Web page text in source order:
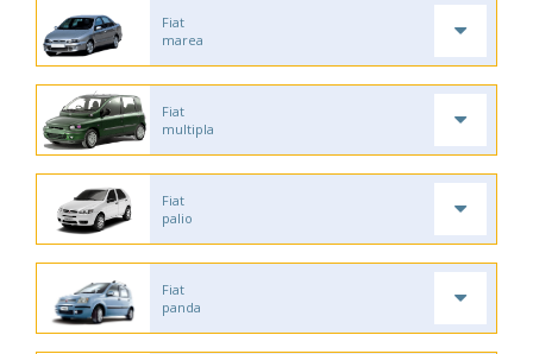
Fiat
marea
Fiat
multipla
Fiat
palio
Fiat
panda